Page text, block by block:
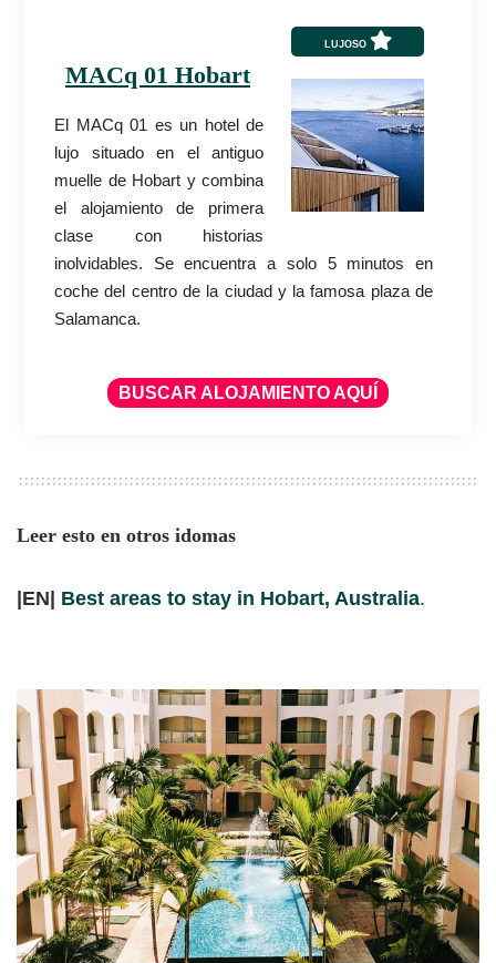
LUJOSO
MACq 01 Hobart
El MACq 01 es un hotel de
lujo situado en el antiguo
muelle de Hobart y combina
el alojamiento de primera
clase con historias
inolvidables. Se encuentra a solo 5 minutos en
coche del centro de la ciudad y la famosa plaza de
Salamanca.
BUSCAR ALOJAMIENTO AQUÍ
Leer esto en otros idomas
|EN| Best areas to stay in Hobart, Australia.